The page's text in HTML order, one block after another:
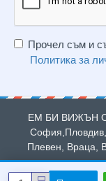
Прочел съм и
Политика за
ЕМ БИ ВИЖЪН
Плевен, Враца,